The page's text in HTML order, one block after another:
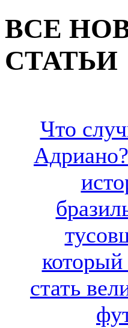
ВСЕ
СТАТЬИ
Что
стать